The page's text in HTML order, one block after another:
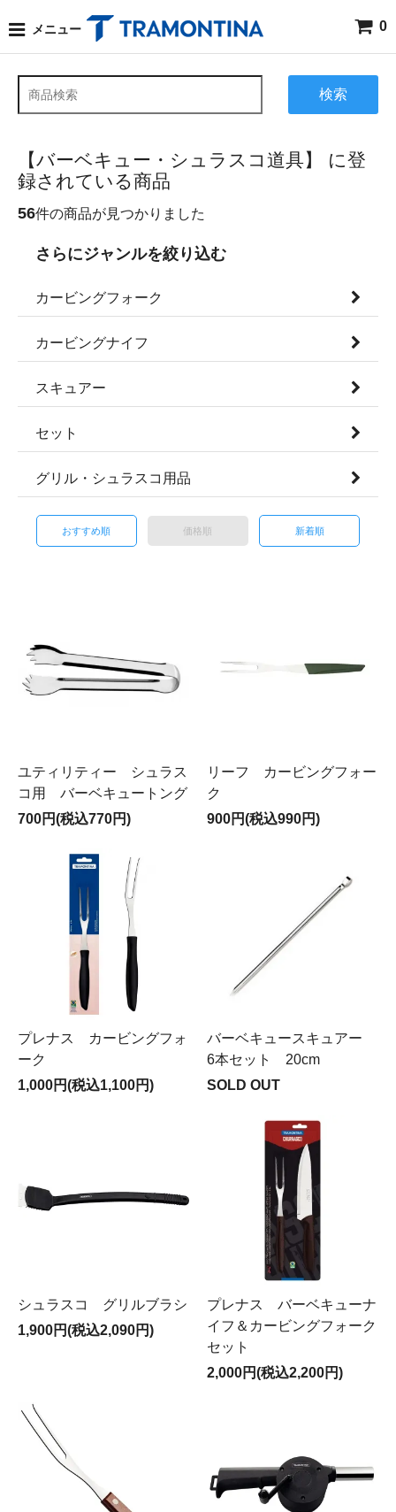
メニュー 0
検索
【バーベキュー・シュラスコ道具】 に登
録されている商品
56件の商品が見つかりました
さらにジャンルを絞り込む
カービングフォーク
カービングナイフ
スキュアー
セット
グリル・シュラスコ用品
おすすめ順 価格順 新着順
ユティリティー シュラス
コ用 バーベキュートング
700円(税込770円)
リーフ カービングフォー
ク
900円(税込990円)
プレナス カービングフォ
ーク
1,000円(税込1,100円)
バーベキュースキュアー
6本セット 20cm
SOLD OUT
シュラスコ グリルブラシ
1,900円(税込2,090円)
プレナス バーベキューナ
イフ＆カービングフォーク
セット
2,000円(税込2,200円)